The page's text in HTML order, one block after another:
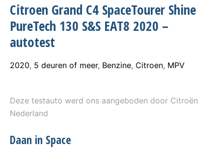
Citroen Grand C4 SpaceTourer Shine
PureTech 130 S&S EAT8 2020 –
autotest
2020, 5 deuren of meer, Benzine, Citroen, MPV
Deze testauto werd ons aangeboden door Citroën
Nederland
Daan in Space